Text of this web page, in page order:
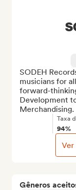
Gêneros
SODEH
musicians for
forward-
Development
Merchandising.
Taxa
94%
Ver